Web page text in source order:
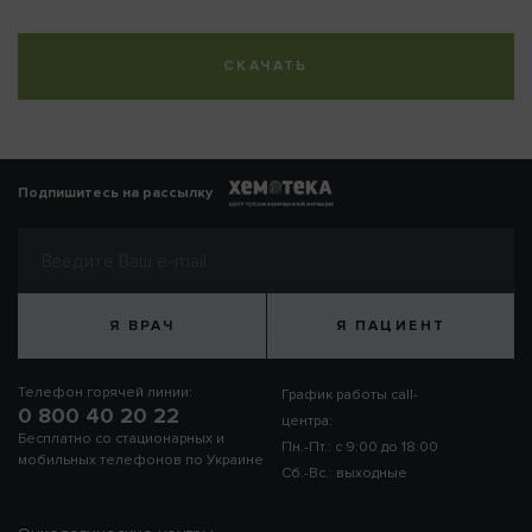
СКАЧАТЬ
Подпишитесь на рассылку
Я ВРАЧ Я ПАЦИЕНТ
Телефон горячей линии:
0 800 40 20 22
Бесплатно со стационарных и
мобильных телефонов по Украине
График работы call-
центра:
Пн.-Пт.: с 9:00 до 18:00
Сб.-Вс.: выходные